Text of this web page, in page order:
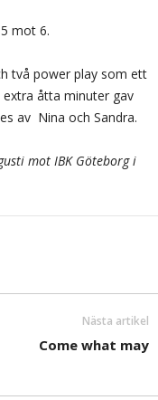
mot 6.
två power play som ett
extra åtta minuter gav
av Nina och Sandra.
mot IBK Göteborg i
Nästa artikel
Come what may